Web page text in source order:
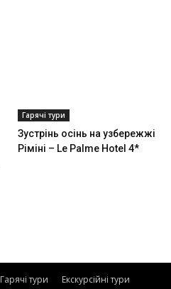
Гарячі тури
Зустрінь осінь на узбережжі
Ріміні – Le Palme Hotel 4*
Гарячі тури
Екскурсійні тури